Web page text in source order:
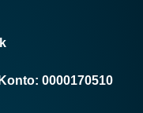
0000170510